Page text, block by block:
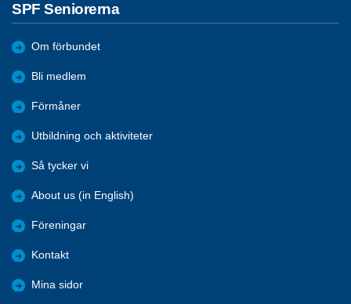
SPF Seniorerna
Om förbundet
Bli medlem
Förmåner
Utbildning och aktiviteter
Så tycker vi
About us (in English)
Föreningar
Kontakt
Mina sidor